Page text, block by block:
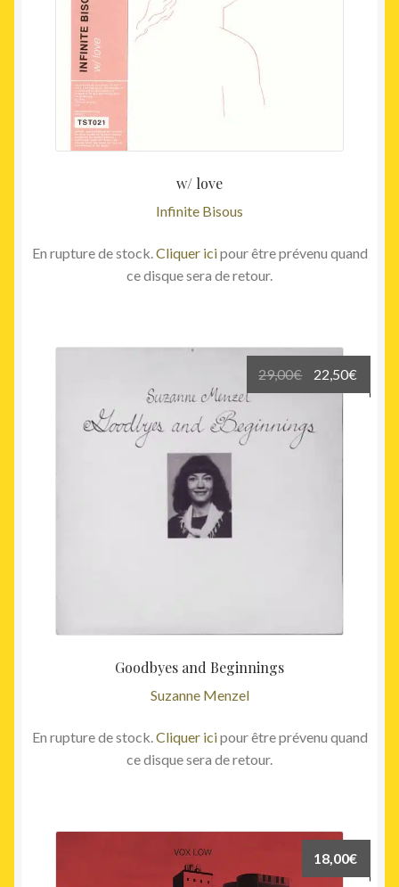
w/ love
Infinite Bisous
En rupture de stock.Cliquer icipour être prévenu quand
ce disque sera de retour.
Goodbyes and Beginnings
Suzanne Menzel
29,00€
Le
prix
22,50€
prix
En rupture de stock.Cliquer icipour être prévenu quand
ce disque sera de retour.
18,00€